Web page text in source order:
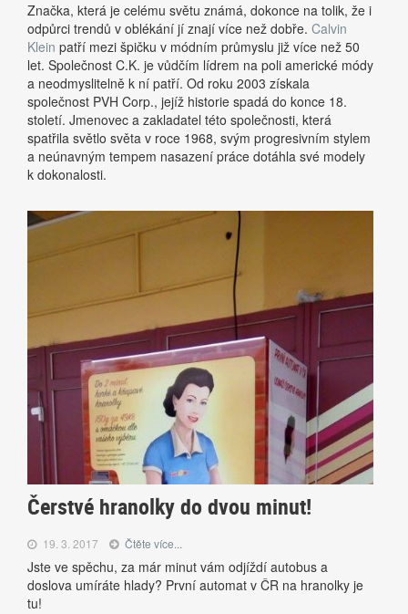
Značka, která je celému světu známá, dokonce na tolik, že i
odpůrci trendů v oblékání jí znají více než dobře. Calvin
Klein patří mezi špičku v módním průmyslu již více než 50
let. Společnost C.K. je vůdčím lídrem na poli americké módy
a neodmyslitelně k ní patří. Od roku 2003 získala
společnost PVH Corp., jejíž historie spadá do konce 18.
století. Jmenovec a zakladatel této společnosti, která
spatřila světlo světa v roce 1968, svým progresivním stylem
a neúnavným tempem nasazení práce dotáhla své modely
k dokonalosti.
Čerstvé hranolky do dvou minut!
19. 3. 2017 Čtěte více...
Jste ve spěchu, za már minut vám odjíždí autobus a
doslova umíráte hlady? První automat v ČR na hranolky je
tu!